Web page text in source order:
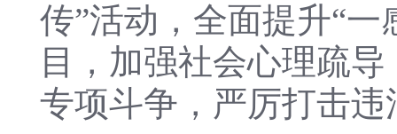
传”活动，全面提升“
目，加强社会心理疏
专项斗争，严厉打击